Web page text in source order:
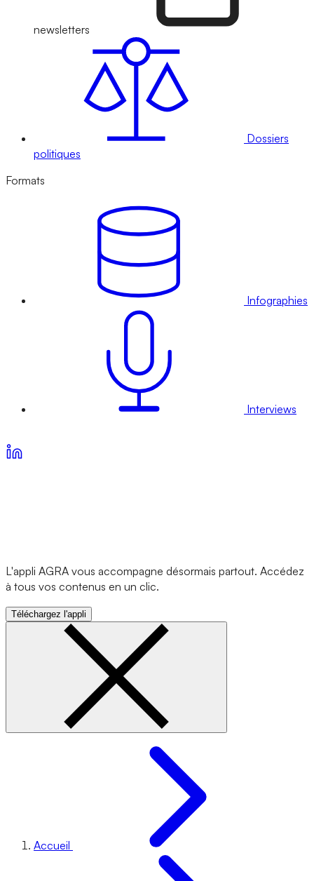
newsletters
Dossiers
politiques
Formats
Infographies
Interviews
L'appli AGRA vous accompagne désormais partout. Accédez
à tous vos contenus en un clic.
Téléchargez l'appli
Accueil